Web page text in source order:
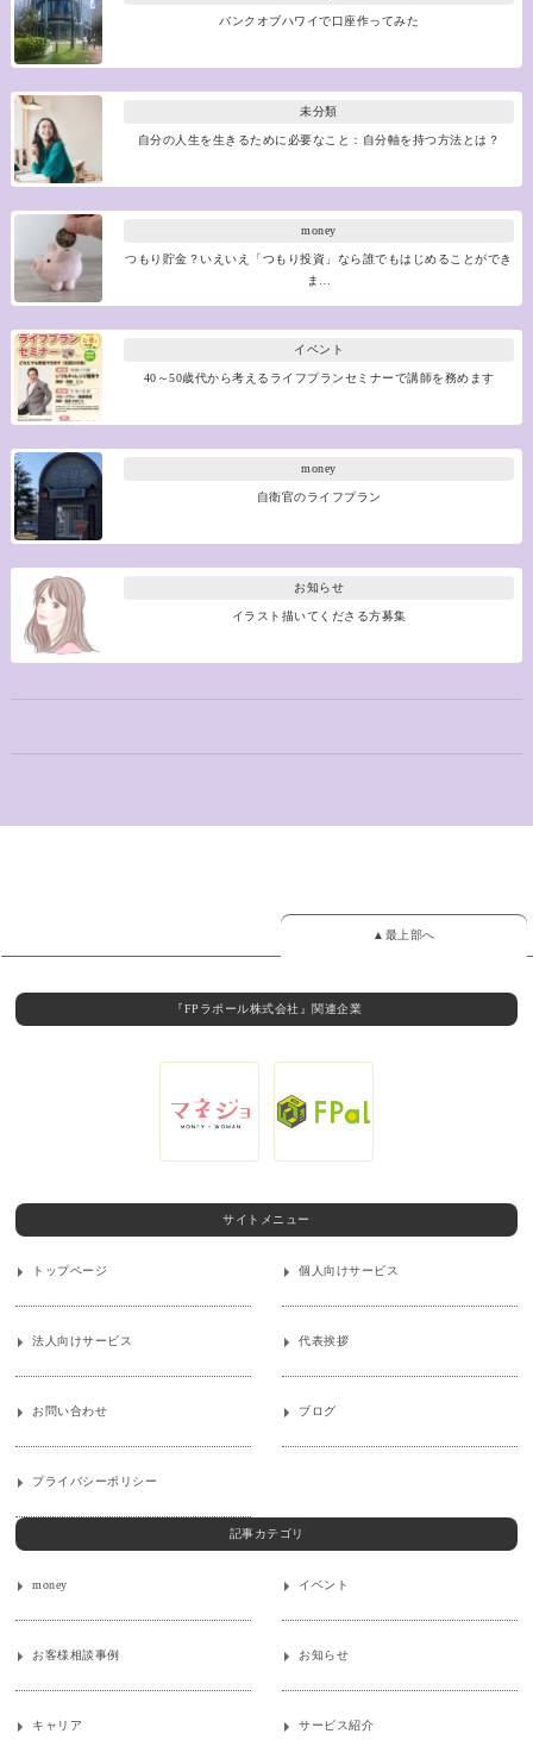
バンクオブハワイで口座作ってみた
未分類
自分の人生を生きるために必要なこと：自分軸を持つ方法とは？
money
つもり貯金？いえいえ「つもり投資」なら誰でもはじめることができ
ま…
イベント
40～50歳代から考えるライフプランセミナーで講師を務めます
money
自衛官のライフプラン
お知らせ
イラスト描いてくださる方募集
▲最上部へ
『FPラポール株式会社』関連企業
サイトメニュー
トップページ 個人向けサービス
法人向けサービス 代表挨拶
お問い合わせ ブログ
プライバシーポリシー
記事カテゴリ
money イベント
お客様相談事例 お知らせ
キャリア サービス紹介